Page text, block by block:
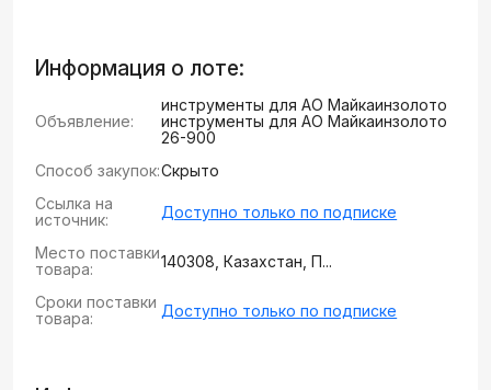
Информация о лоте:
Объявление:
инструменты для АО Майкаинзолото
инструменты для АО Майкаинзолото
26-900
Способ закупок:Скрыто
Ссылка на
источник:
Доступно только по подписке
Место поставки
товара:
140308, Казахстан, П...
Сроки поставки
товара:
Доступно только по подписке